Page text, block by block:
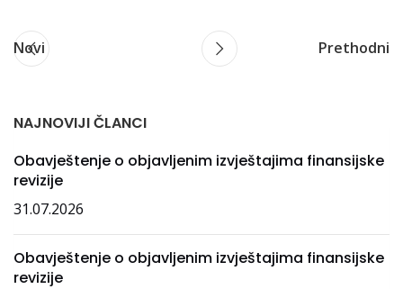
Novi Prethodni
NAJNOVIJI ČLANCI
Obavještenje o objavljenim izvještajima finansijske
revizije
31.07.2026
Obavještenje o objavljenim izvještajima finansijske
revizije